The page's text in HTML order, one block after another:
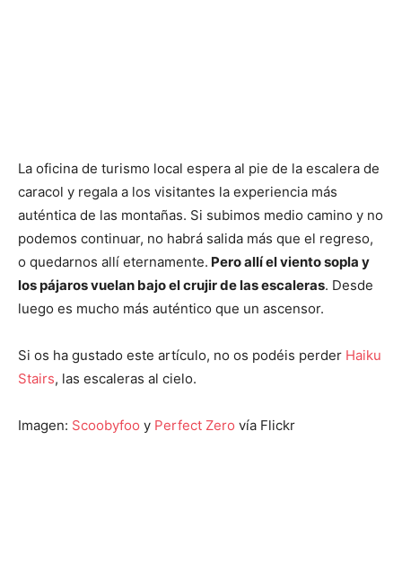
La oficina de turismo local espera al pie de la escalera de
caracol y regala a los visitantes la experiencia más
auténtica de las montañas. Si subimos medio camino y no
podemos continuar, no habrá salida más que el regreso,
o quedarnos allí eternamente. Pero allí el viento sopla y
los pájaros vuelan bajo el crujir de las escaleras. Desde
luego es mucho más auténtico que un ascensor.
Si os ha gustado este artículo, no os podéis perder Haiku
Stairs, las escaleras al cielo.
Imagen: Scoobyfoo y Perfect Zero vía Flickr